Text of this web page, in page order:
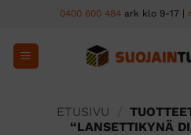
content
0400 600 484 ark klo 9-17 |
ETUSIVU
“LANSETTIKYNÄ